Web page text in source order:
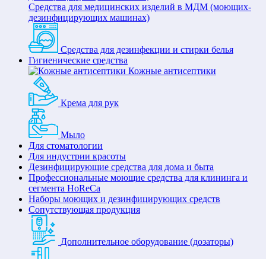
Средства для медицинских изделий в МДМ (моющих-
дезинфицирующих машинах)
Средства для дезинфекции и стирки белья
Гигиенические средства
Кожные антисептики
Крема для рук
Мыло
Для стоматологии
Для индустрии красоты
Дезинфицирующие средства для дома и быта
Профессиональные моющие средства для клининга и
сегмента HoReCa
Наборы моющих и дезинфицирующих средств
Сопутствующая продукция
Дополнительное оборудование (дозаторы)